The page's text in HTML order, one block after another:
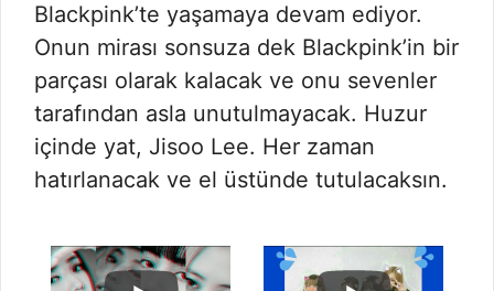
Blackpink’te yaşamaya devam ediyor.
Onun mirası sonsuza dek Blackpink’in bir
parçası olarak kalacak ve onu sevenler
tarafından asla unutulmayacak. Huzur
içinde yat, Jisoo Lee. Her zaman
hatırlanacak ve el üstünde tutulacaksın.